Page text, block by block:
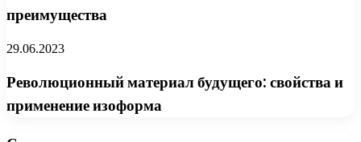
преимущества
29.06.2023
Революционный материал будущего: свойства и
применение изоформа